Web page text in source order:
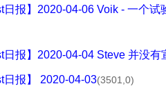
日报】2020-04-06 Voik - 一个
日报】2020-04-04 Steve 并没
日报】 2020-04-03(3501,0)